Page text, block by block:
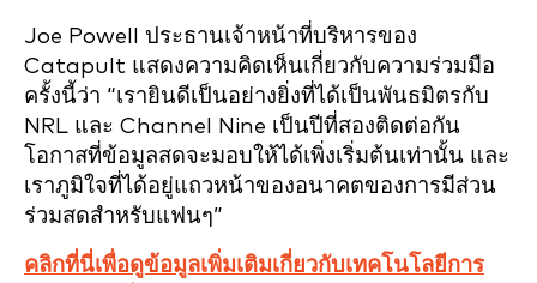
Joe Powell ประธานเจ้าหน้าที่บริหารของ
Catapult แสดงความคิดเห็นเกี่ยวกับความร่วมมือ
ครั้งนี้ว่า “เรายินดีเป็นอย่างยิ่งที่ได้เป็นพันธมิตรกับ
NRL และ Channel Nine เป็นปีที่สองติดต่อกัน
โอกาสที่ข้อมูลสดจะมอบให้ได้เพิ่งเริ่มต้นเท่านั้น และ
เราภูมิใจที่ได้อยู่แถวหน้าของอนาคตของการมีส่วน
ร่วมสดสำหรับแฟนๆ”
คลิกที่นี่เพื่อดูข้อมูลเพิ่มเติมเกี่ยวกับเทคโนโลยีการ